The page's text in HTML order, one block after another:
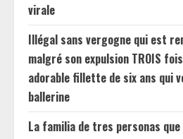
virale
Illégal sans vergogne qui est
malgré son expulsion TROIS
adorable fillette de six ans qui
ballerine
La familia de tres personas